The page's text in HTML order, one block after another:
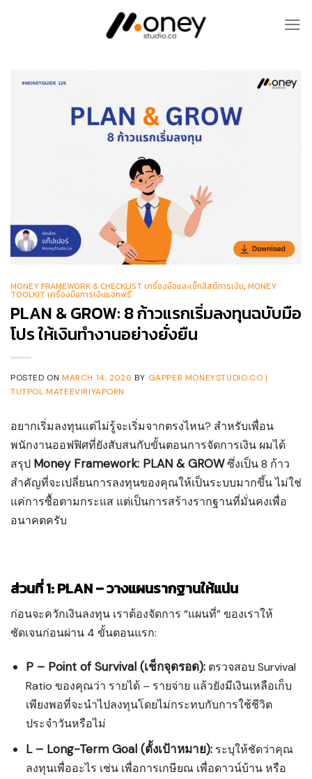
MONEY FRAMEWORK & CHECKLIST เครื่องมือและเช็กลิสต์การเงิน, MONEY
TOOLKIT เครื่องมือการเงินแจกฟรี
PLAN & GROW: 8 ก้าวแรกเริ่มลงทุนฉบับมือ
โปร ให้เงินทำงานอย่างยั่งยืน
POSTED ON MARCH 14, 2026 BY GAPPER MONEYSTUDIO.CO |
TUTPOL MATEEVIRIYAPORN
อยากเริ่มลงทุนแต่ไม่รู้จะเริ่มจากตรงไหน? สำหรับเพื่อน
พนักงานออฟฟิศที่ยังสับสนกับขั้นตอนการจัดการเงิน ผมได้
สรุป Money Framework: PLAN & GROWซึ่งเป็น 8 ก้าว
สำคัญที่จะเปลี่ยนการลงทุนของคุณให้เป็นระบบมากขึ้น ไม่ใช่
แค่การซื้อตามกระแส แต่เป็นการสร้างรากฐานที่มั่นคงเพื่อ
อนาคตครับ
ส่วนที่ 1: PLAN – วางแผนรากฐานให้แน่น
ก่อนจะควักเงินลงทุน เราต้องจัดการ “แผนที่” ของเราให้
ชัดเจนก่อนผ่าน 4 ขั้นตอนแรก:
P – Point of Survival (เช็กจุดรอด): ตรวจสอบ Survival
Ratio ของคุณว่า รายได้ – รายจ่าย แล้วยังมีเงินเหลือเก็บ
เพียงพอที่จะนำไปลงทุนโดยไม่กระทบกับการใช้ชีวิต
ประจำวันหรือไม่
L – Long-Term Goal (ตั้งเป้าหมาย): ระบุให้ชัดว่าคุณ
ลงทุนเพื่ออะไร เช่น เพื่อการเกษียณ เพื่อดาวน์บ้าน หรือ